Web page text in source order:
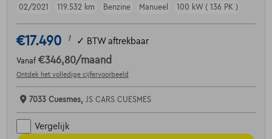
02/2021
119.532 km Benzine Manueel 100 kW ( 136 PK )
€17.490 1 ✓ BTW aftrekbaar
Vanaf €346,80/maand
Ontdek het volledige cijfervoorbeeld
7033 Cuesmes, JS CARS CUESMES
Vergelijk